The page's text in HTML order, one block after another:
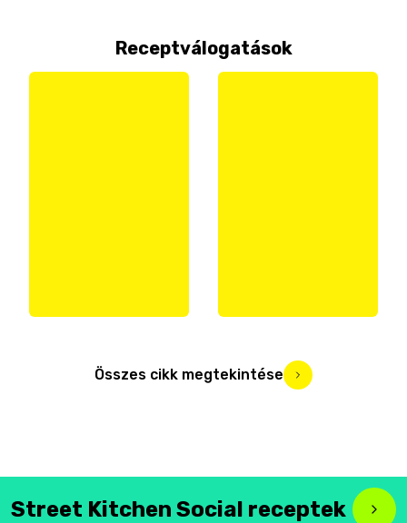
Receptválogatások
Összes cikk megtekintése
Street Kitchen Social receptek